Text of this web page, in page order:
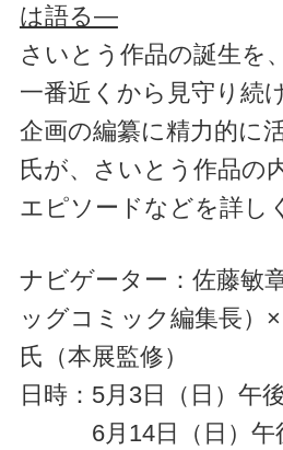
は語る―
さいとう作品の誕生を
一番近くから見守り続
企画の編纂に精力的に
氏が、さいとう作品の
エピソードなどを詳し
ナビゲーター：佐藤敏
ッグコミック編集長）
氏（本展監修）
日時：5月3日（日）午
6月14日（日）午